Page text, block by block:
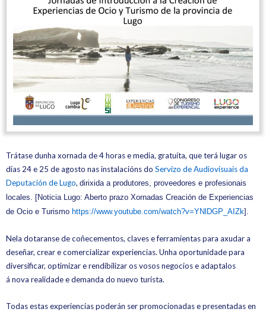
Trátase dunha xornada de 4 horas e media, gratuíta, que terá lugar os
días 24 e 25 de agosto nas instalacións do Servizo de Audiovisuais da
Deputación de Lugo, dirixida a produtores, proveedores e profesionais
locales. [Noticia Lugo: Aberto prazo Xornadas Creación de Experiencias
de Ocio e Turismo https://www.youtube.com/watch?v=YNlDGP_AIZk].
Nela dotaranse de coñecementos, claves e ferramientas para axudar a
deseñar, crear e comercializar experiencias. Unha oportunidade para
diversificar, optimizar e rendibilizar os vosos negocios e adaptalos
á nova realidade e demanda do nuevo turista.
Todas estas experiencias poderán ser promocionadas e presentadas en